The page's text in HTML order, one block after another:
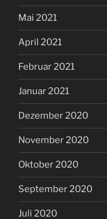
Mai 2021
April 2021
Februar 2021
Januar 2021
Dezember 2020
November 2020
Oktober 2020
September 2020
Juli 2020